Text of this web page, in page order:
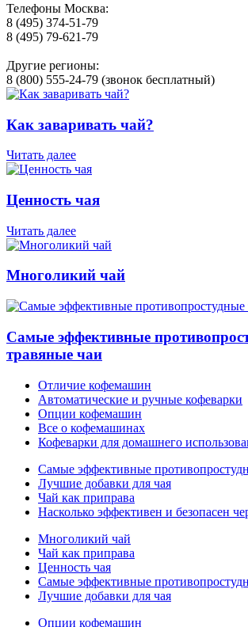
Телефоны Москва:
8 (495) 374-51-79
8 (495) 79-621-79
Другие регионы:
8 (800) 555-24-79 (звонок бесплатный)
Как заваривать чай?
Читать далее
Ценность чая
Читать далее
Многоликий чай
Самые эффективные
травяные чаи
Отличие кофемашин
Автоматические и ручные кофеварки
Опции кофемашин
Все о кофемашинах
Кофеварки для домашнего
Самые эффективные
Лучшие добавки для чая
Чай как приправа
Насколько эффективен и безопасен
Многоликий чай
Чай как приправа
Ценность чая
Самые эффективные
Лучшие добавки для чая
Опции кофемашин